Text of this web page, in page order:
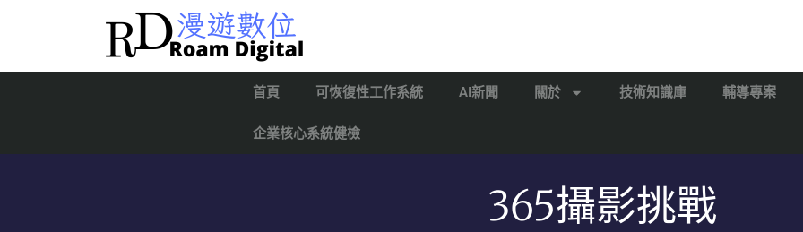
首頁 可恢復性工作系統 AI新聞 關於 技術知識庫 輔導專案
企業核心系統健檢
365攝影挑戰